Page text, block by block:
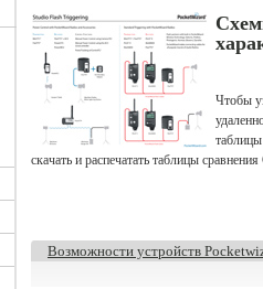
Чтобы
скачать и распечатать таблицы
Возможности устройств